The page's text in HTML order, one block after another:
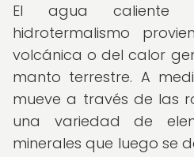
El agua caliente
hidrotermalismo
volcánica o del calor
manto terrestre. A
mueve a través de las
una variedad de
minerales que luego se